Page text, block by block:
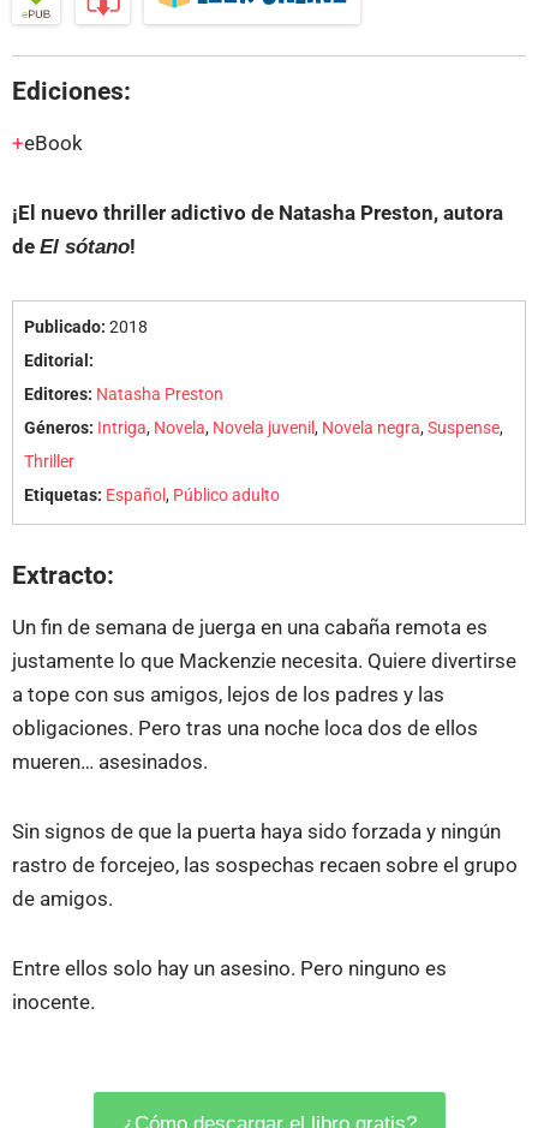
Ediciones:
eBook
¡El nuevo thriller adictivo de Natasha Preston, autora
de El sótano!
Publicado: 2018
Editorial:
Editores: Natasha Preston
Géneros: Intriga, Novela, Novela juvenil, Novela negra,Suspense,
Thriller
Etiquetas: Español, Público adulto
Extracto:
Un fin de semana de juerga en una cabaña remota es
justamente lo que Mackenzie necesita. Quiere divertirse
a tope con sus amigos, lejos de los padres y las
obligaciones. Pero tras una noche loca dos de ellos
mueren… asesinados.
Sin signos de que la puerta haya sido forzada y ningún
rastro de forcejeo, las sospechas recaen sobre el grupo
de amigos.
Entre ellos solo hay un asesino. Pero ninguno es
inocente.
¿Cómo descargar el libro gratis?